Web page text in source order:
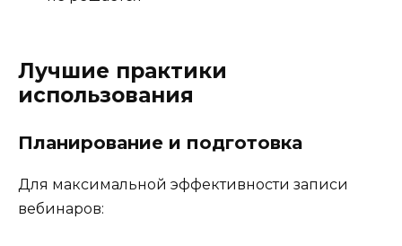
Лучшие практики
использования
Планирование и подготовка
Для максимальной эффективности записи
вебинаров: